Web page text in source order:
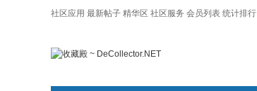
社区应用 最新帖子 精华区 社区服务 会员列表 统计排行